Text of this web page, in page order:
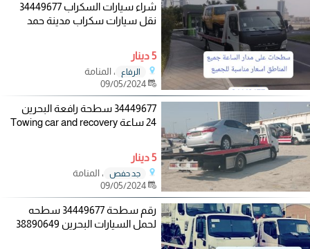
شراء سيارات السكراب 34449677
نقل سيارات سكراب مدينة حمد
5 دينار
الرفاع
، المنامة
09/05/2024
34449677 سطحة رافعة البحرين
24 ساعة Towing car and recovery
5 دينار
جد حفص
، المنامة
09/05/2024
رقم سطحة 34449677 سطحه
لحمل السيارات البحرين 38890649